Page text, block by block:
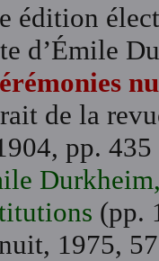
édition
d’Émile
de la
pp.
(pp.
1975,